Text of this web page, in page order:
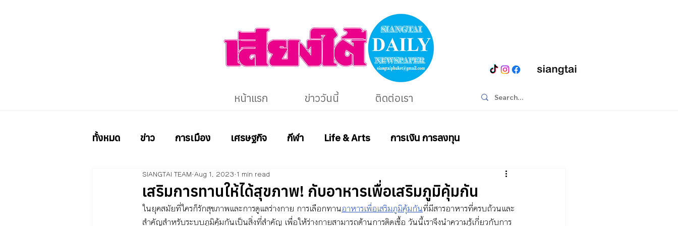
หน้าแรก ข่าววันนี้ ติดต่อเรา
ทั้งหมด ข่าว การเมือง เศรษฐกิจ กีฬา Life & Arts การเงิน การลงทุน
เสริมการทานให้ได้สุขภาพ! กับอาหารเพื่อเสริมภูมิคุ้มกัน
SIANGTAI TEAM Aug 1, 2023 1 min read
ในยุคสมัยที่ใครก็รักสุขภาพและการดูแลร่างกาย การเลือกทานอาหารเพื่อเสริมภูมิคุ้มกันที่มีสารอาหารที่ครบถ้วนและ
สำคัญสำหรับระบบภูมิคุ้มกันเป็นสิ่งที่สำคัญ เพื่อให้ร่างกายสามารถต้านการติดเชื้อ วันนี้เราจึงนำความรู้เกี่ยวกับการ